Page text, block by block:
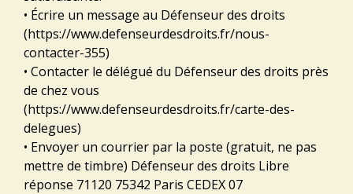
• Écrire un message au Défenseur des droits
(https://www.defenseurdesdroits.fr/nous-
contacter-355)
• Contacter le délégué du Défenseur des droits près
de chez vous
(https://www.defenseurdesdroits.fr/carte-des-
delegues)
• Envoyer un courrier par la poste (gratuit, ne pas
mettre de timbre) Défenseur des droits Libre
réponse 71120 75342 Paris CEDEX 07